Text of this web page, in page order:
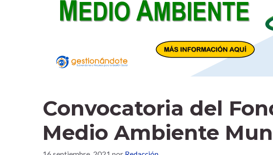
Convocatoria del
Medio Ambiente